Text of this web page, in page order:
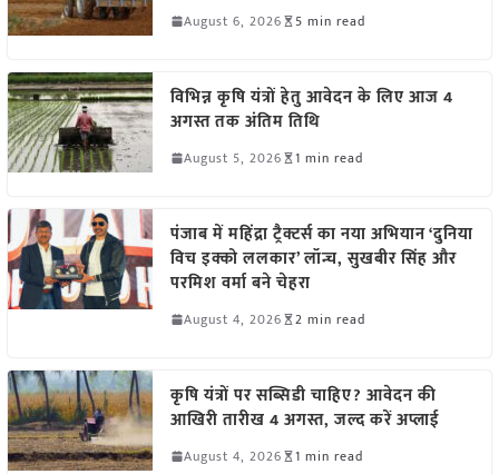
August 6, 2026 5 min read
विभिन्न कृषि यंत्रों हेतु आवेदन के लिए आज 4
अगस्त तक अंतिम तिथि
August 5, 2026 1 min read
पंजाब में महिंद्रा ट्रैक्टर्स का नया अभियान ‘दुनिया
विच इक्को ललकार’ लॉन्च, सुखबीर सिंह और
परमिश वर्मा बने चेहरा
August 4, 2026 2 min read
कृषि यंत्रों पर सब्सिडी चाहिए? आवेदन की
आखिरी तारीख 4 अगस्त, जल्द करें अप्लाई
August 4, 2026 1 min read